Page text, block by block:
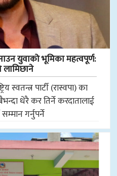
युवाको भूमिका महत्वपूर्ण:
स्वतन्त्र पार्टी (रास्वपा) का
धेरै कर तिर्ने करदातालाई
गर्नुपर्ने